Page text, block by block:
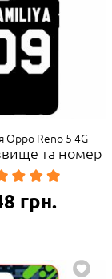
Oppo Reno 5 4G
та номер
грн.